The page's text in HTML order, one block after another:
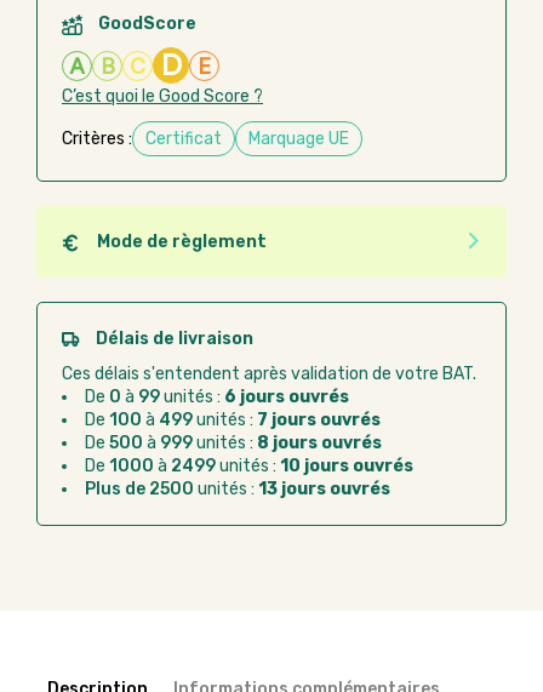
GoodScore
A B C D E
C’est quoi le Good Score ?
Critères : Certificat Marquage UE
Mode de règlement
Quel que soit le mode de règlement, vous pouvez
passer commande en ligne sur Good Act.
Paiement CB :paiement sécurisé par carte
Virement bancaire :règlement sur facture
après la commande
Chorus Pro :règlement par mandat
administratif après la commande
Délais de livraison
Ces délais s'entendent après validation de votre BAT.
De 0 à 99unités : 6 jours ouvrés
De 100 à 499unités : 7 jours ouvrés
De 500 à 999unités : 8 jours ouvrés
De 1000 à 2499unités : 10 jours ouvrés
Plus de 2500 unités : 13 jours ouvrés